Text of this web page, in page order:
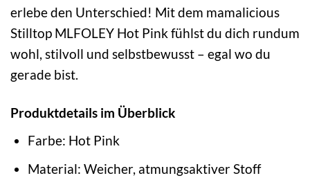
erlebe den Unterschied! Mit dem mamalicious
Stilltop MLFOLEY Hot Pink fühlst du dich rundum
wohl, stilvoll und selbstbewusst – egal wo du
gerade bist.
Produktdetails im Überblick
Farbe: Hot Pink
Material: Weicher, atmungsaktiver Stoff